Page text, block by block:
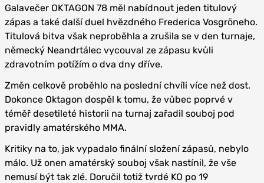
Galavečer OKTAGON 78 měl nabídnout jeden titulový
zápas a také další duel hvězdného Frederica Vosgröneho.
Titulová bitva však neproběhla a zrušila se v den turnaje,
německý Neandrtálec vycouval ze zápasu kvůli
zdravotním potížím o dva dny dříve.
Změn celkově proběhlo na poslední chvíli více než dost.
Dokonce Oktagon dospěl k tomu, že vůbec poprvé v
téměř desetileté historii na turnaj zařadil souboj pod
pravidly amatérského MMA.
Kritiky na to, jak vypadalo finální složení zápasů, nebylo
málo. Už onen amatérský souboj však nastínil, že vše
nemusí být tak zlé. Doručil totiž tvrdé KO po 19